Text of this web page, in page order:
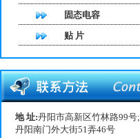
固态电容
贴 片
地 址:丹阳市高新区竹林路99号;
丹阳南门外大街51弄46号